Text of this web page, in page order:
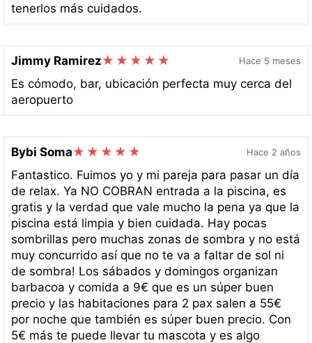
tenerlos más cuidados.
Jimmy Ramirez Hace 5 meses
Es cómodo, bar, ubicación perfecta muy cerca del
aeropuerto
Bybi Soma Hace 2 años
Fantastico. Fuimos yo y mi pareja para pasar un día
de relax. Ya NO COBRAN entrada a la piscina, es
gratis y la verdad que vale mucho la pena ya que la
piscina está limpia y bien cuidada. Hay pocas
sombrillas pero muchas zonas de sombra y no está
muy concurrido así que no te va a faltar de sol ni
de sombra! Los sábados y domingos organizan
barbacoa y comida a 9€ que es un súper buen
precio y las habitaciones para 2 pax salen a 55€
por noche que también es súper buen precio. Con
5€ más te puede llevar tu mascota y es algo